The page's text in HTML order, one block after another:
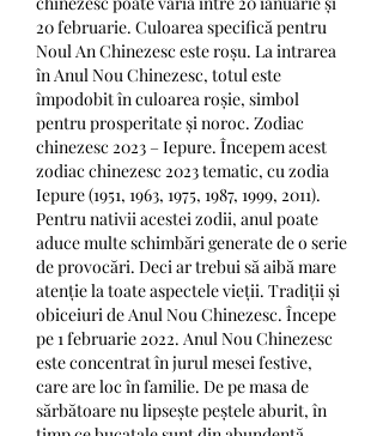
20 februarie. Culoarea specifică pentru
Noul An Chinezesc este roșu. La intrarea
în Anul Nou Chinezesc, totul este
împodobit în culoarea roșie, simbol
pentru prosperitate și noroc. Zodiac
chinezesc 2023 – Iepure. Începem acest
zodiac chinezesc 2023 tematic, cu zodia
Iepure (1951, 1963, 1975, 1987, 1999, 2011).
Pentru nativii acestei zodii, anul poate
aduce multe schimbări generate de o serie
de provocări. Deci ar trebui să aibă mare
atenție la toate aspectele vieții. Tradiții și
obiceiuri de Anul Nou Chinezesc. Începe
pe 1 februarie 2022. Anul Nou Chinezesc
este concentrat în jurul mesei festive,
care are loc în familie. De pe masa de
sărbătoare nu lipsește peștele aburit, în